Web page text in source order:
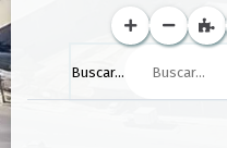
Buscar...